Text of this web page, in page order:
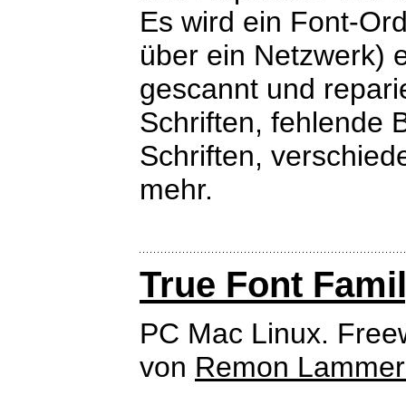
Es wird ein Font-
über ein Netzwerk)
gescannt und
Schriften, fehlende
Schriften,
mehr.
True Font
PC Mac Linux.
von Remon